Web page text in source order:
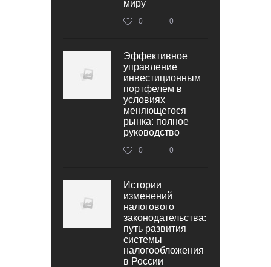
миру
0 0
Эффективное
управление
инвестиционным
портфелем в
условиях
меняющегося
рынка: полное
руководство
0 0
Истории
изменений
налогового
законодательства:
путь развития
системы
налогообложения
в России